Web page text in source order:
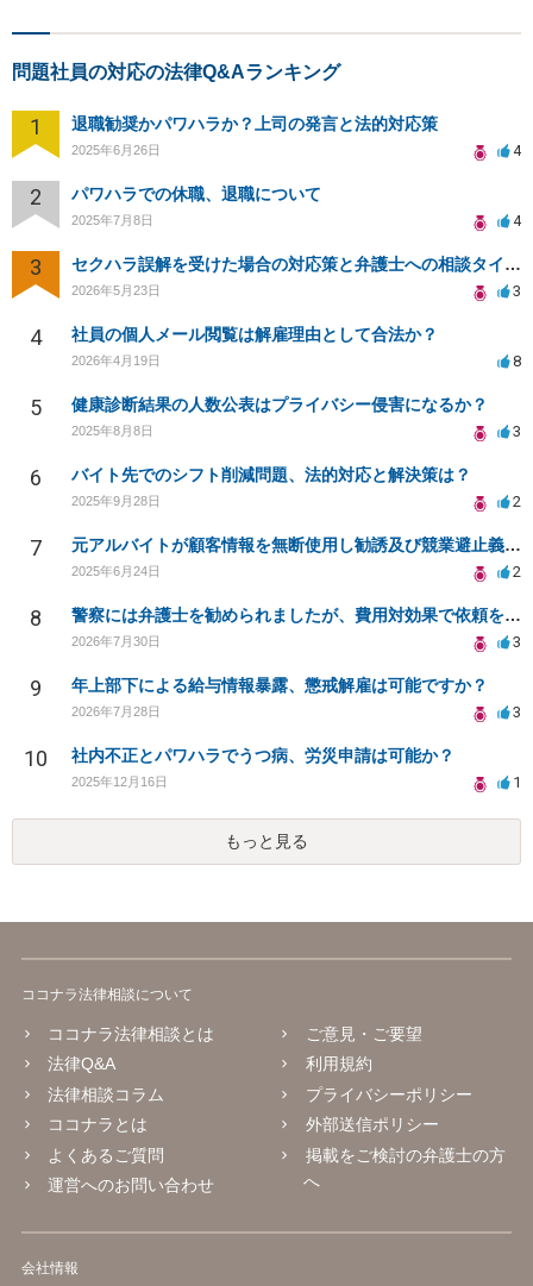
問題社員の対応の法律Q&Aランキング
1 退職勧奨かパワハラか？上司の発言と法的対応策
2025年6月26日 4
2 パワハラでの休職、退職について
2025年7月8日 4
3 セクハラ誤解を受けた場合の対応策と弁護士への相談タイミング
2026年5月23日 3
4 社員の個人メール閲覧は解雇理由として合法か？
2026年4月19日 8
5 健康診断結果の人数公表はプライバシー侵害になるか？
2025年8月8日 3
6 バイト先でのシフト削減問題、法的対応と解決策は？
2025年9月28日 2
7 元アルバイトが顧客情報を無断使用し勧誘及び競業避止義務、法的対処法は？
2025年6月24日 2
8 警察には弁護士を勧められましたが、費用対効果で依頼をすることを躊躇しています。
2026年7月30日 3
9 年上部下による給与情報暴露、懲戒解雇は可能ですか？
2026年7月28日 3
10 社内不正とパワハラでうつ病、労災申請は可能か？
2025年12月16日 1
もっと見る
ココナラ法律相談について
ココナラ法律相談とは
法律Q&A
法律相談コラム
ココナラとは
よくあるご質問
運営へのお問い合わせ
ご意見・ご要望
利用規約
プライバシーポリシー
外部送信ポリシー
掲載をご検討の弁護士の方
へ
会社情報